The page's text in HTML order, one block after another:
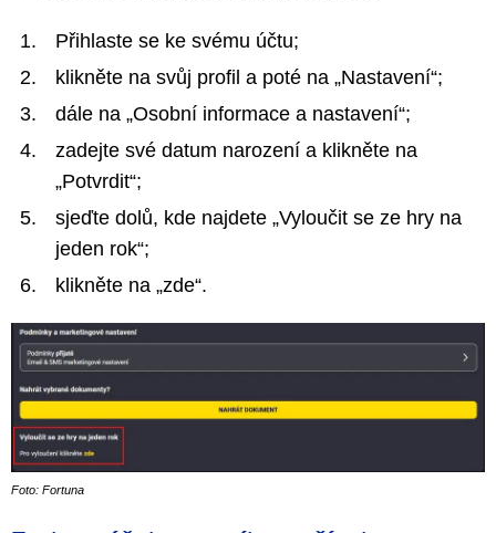
Přihlaste se ke svému účtu;
klikněte na svůj profil a poté na „Nastavení“;
dále na „Osobní informace a nastavení“;
zadejte své datum narození a klikněte na
„Potvrdit“;
sjeďte dolů, kde najdete „Vyloučit se ze hry na
jeden rok“;
klikněte na „zde“.
Foto: Fortuna